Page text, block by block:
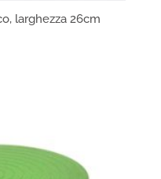
larghezza 26cm